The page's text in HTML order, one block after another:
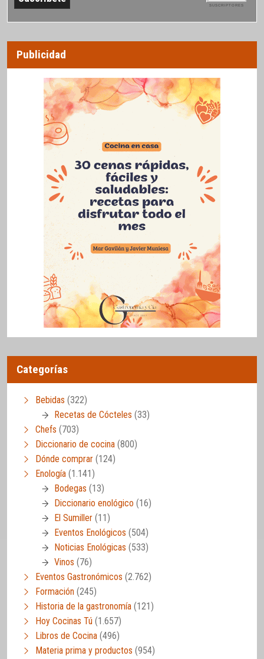
SUSCRIPTORES
Publicidad
Categorías
Bebidas (322)
Recetas de Cócteles (33)
Chefs (703)
Diccionario de cocina (800)
Dónde comprar (124)
Enología (1.141)
Bodegas (13)
Diccionario enológico (16)
El Sumiller (11)
Eventos Enológicos (504)
Noticias Enológicas (533)
Vinos (76)
Eventos Gastronómicos (2.762)
Formación (245)
Historia de la gastronomía (121)
Hoy Cocinas Tú (1.657)
Libros de Cocina (496)
Materia prima y productos (954)